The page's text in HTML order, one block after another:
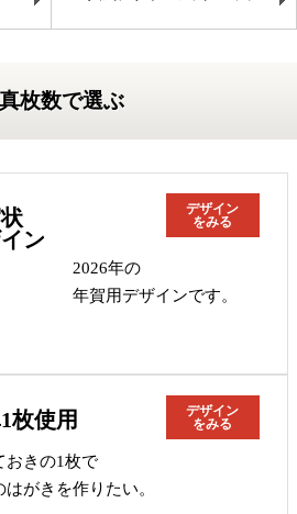
枚数で選ぶ
ン
デザイン
をみる
2026年の
年賀用デザインです。
枚使用
デザイン
をみる
おきの1枚で
はがきを作りたい。